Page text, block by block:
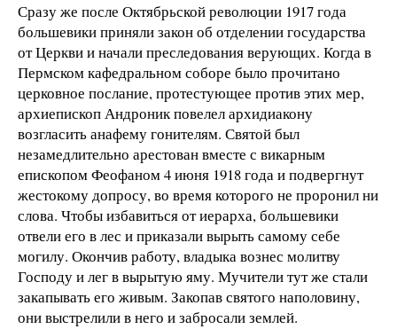
Сразу же после Октябрьской революции 1917 года
большевики приняли закон об отделении государства
от Церкви и начали преследования верующих. Когда в
Пермском кафедральном соборе было прочитано
церковное послание, протестующее против этих мер,
архиепископ Андроник повелел архидиакону
возгласить анафему гонителям. Святой был
незамедлительно арестован вместе с викарным
епископом Феофаном 4 июня 1918 года и подвергнут
жестокому допросу, во время которого не проронил ни
слова. Чтобы избавиться от иерарха, большевики
отвели его в лес и приказали вырыть самому себе
могилу. Окончив работу, владыка вознес молитву
Господу и лег в вырытую яму. Мучители тут же стали
закапывать его живым. Закопав святого наполовину,
они выстрелили в него и забросали землей.